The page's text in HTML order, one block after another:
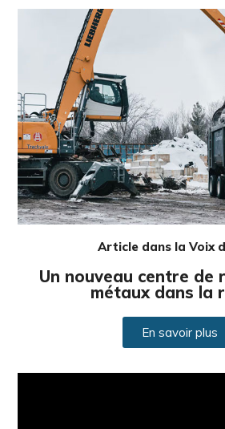
Article dans la Voix
Un nouveau centre de
métaux dans la
En savoir plus